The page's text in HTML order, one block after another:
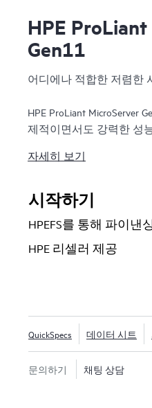
HPE
Gen11
어디에나 적합한 저렴한
HPE ProLiant MicroServer
제적이면서도 강력한 성
의할 수 있으면서도 HPE
성능, 보안, 안정성 및 확
미니 타워 디자인으로 고
또는 벽 마운트 방식으로
인텔® 제온® 6300 시리
티엄® 프로세서로 서버
Gen11은 시작가가 저렴
구 사항과 예산 변경에
확장할 수 있으므로 가치
자세히 보기
시작하기
HPEFS를 통해 파이낸
HPE 리셀러 제공
QuickSpecs 데이터 시트
문의하기 채팅 상담